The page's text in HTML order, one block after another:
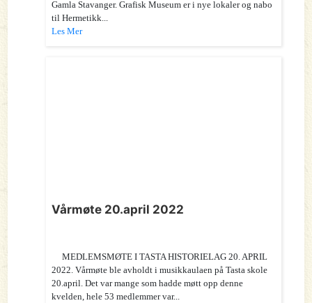
Gamla Stavanger. Grafisk Museum er i nye lokaler og nabo
til Hermetikk...
Les Mer
Vårmøte 20.april 2022
MEDLEMSMØTE I TASTA HISTORIELAG 20. APRIL
2022. Vårmøte ble avholdt i musikkaulaen på Tasta skole
20.april. Det var mange som hadde møtt opp denne
kvelden, hele 53 medlemmer var...